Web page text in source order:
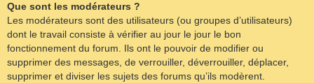
Que sont les modérateurs ?
Les modérateurs sont des utilisateurs (ou groupes d’utilisateurs)
dont le travail consiste à vérifier au jour le jour le bon
fonctionnement du forum. Ils ont le pouvoir de modifier ou
supprimer des messages, de verrouiller, déverrouiller, déplacer,
supprimer et diviser les sujets des forums qu’ils modèrent.